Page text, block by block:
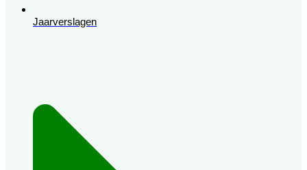
Jaarverslagen